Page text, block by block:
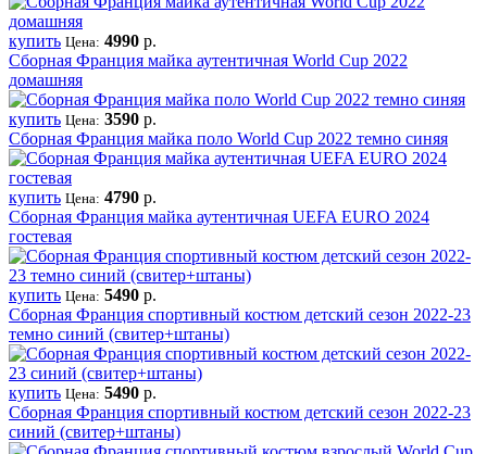
купить Цена: 4990 р.
Сборная Франция майка аутентичная World Cup 2022
домашняя
купить Цена: 3590 р.
Сборная Франция майка поло World Cup 2022 темно синяя
купить Цена: 4790 р.
Сборная Франция майка аутентичная UEFA EURO 2024
гостевая
купить Цена: 5490 р.
Сборная Франция спортивный костюм детский сезон 2022-23
темно синий (свитер+штаны)
купить Цена: 5490 р.
Сборная Франция спортивный костюм детский сезон 2022-23
синий (свитер+штаны)